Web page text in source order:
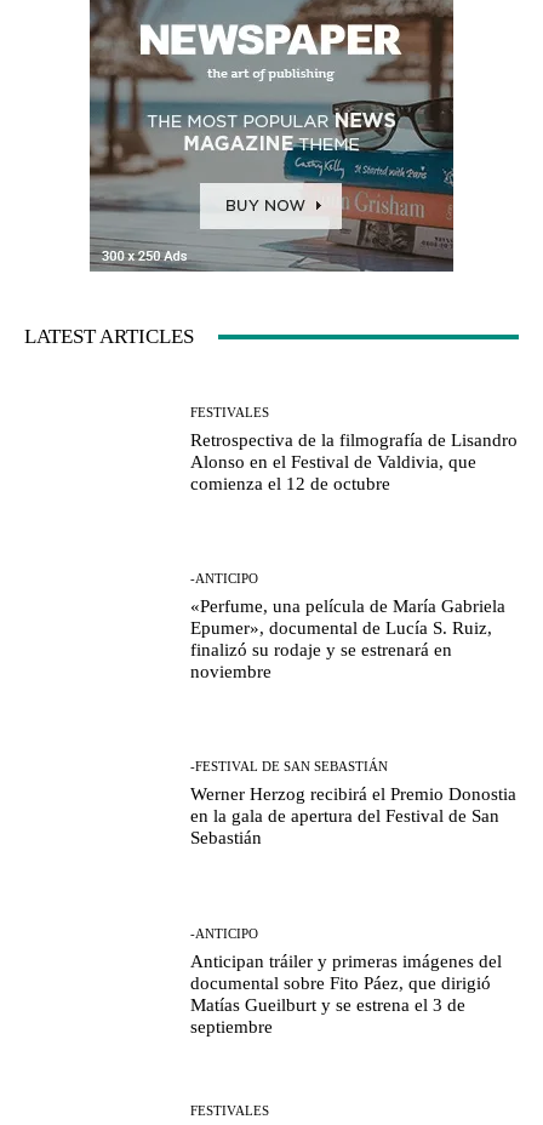
LATEST ARTICLES
FESTIVALES
Retrospectiva de la filmografía de Lisandro
Alonso en el Festival de Valdivia, que
comienza el 12 de octubre
-ANTICIPO
«Perfume, una película de María Gabriela
Epumer», documental de Lucía S. Ruiz,
finalizó su rodaje y se estrenará en
noviembre
-FESTIVAL DE SAN SEBASTIÁN
Werner Herzog recibirá el Premio Donostia
en la gala de apertura del Festival de San
Sebastián
-ANTICIPO
Anticipan tráiler y primeras imágenes del
documental sobre Fito Páez, que dirigió
Matías Gueilburt y se estrena el 3 de
septiembre
FESTIVALES